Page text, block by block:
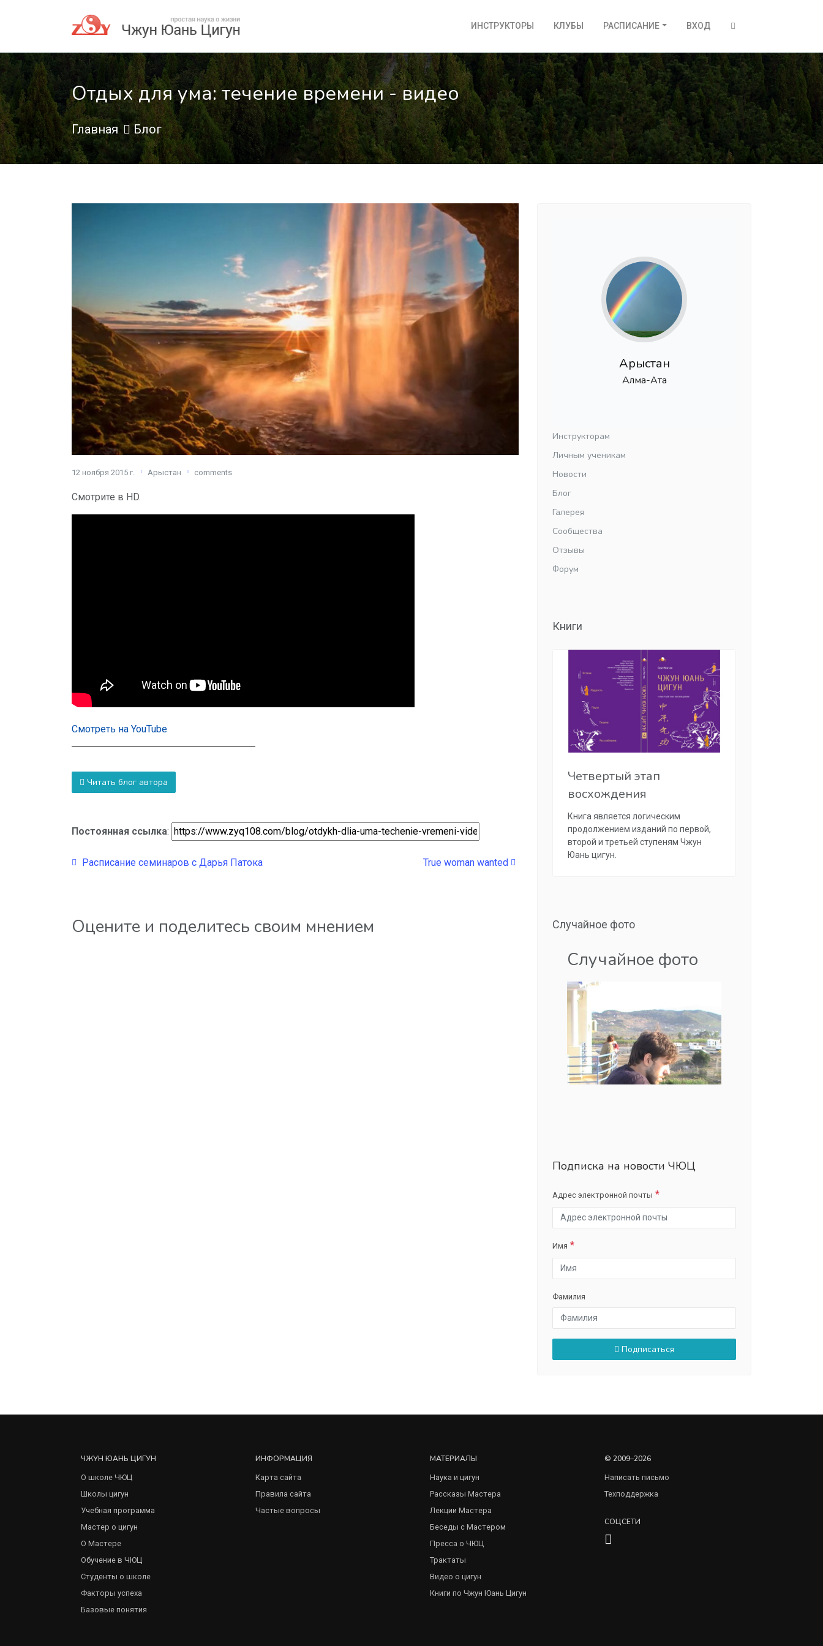
ИНСТРУКТОРЫ КЛУБЫ РАСПИСАНИЕ ВХОД
Отдых для ума: течение времени - видео
Главная Блог
12 ноября 2015 г. Арыстан comments
Смотрите в HD.
Смотреть на YouTube
Читать блог автора
Постоянная ссылка:
Расписание семинаров с Дарья Патока True woman wanted
Оцените и поделитесь своим мнением
Арыстан
Алма-Ата
Инструкторам
Личным ученикам
Новости
Блог
Галерея
Сообщества
Отзывы
Форум
Книги
Четвертый этап
восхождения
Книга является логическим
продолжением изданий по первой,
второй и третьей ступеням Чжун
Юань цигун.
Случайное фото
Случайное фото
Подписка на новости ЧЮЦ
Адрес электронной почты
Имя
Фамилия
Подписаться
ЧЖУН ЮАНЬ ЦИГУН
О школе ЧЮЦ
Школы цигун
Учебная программа
Мастер о цигун
О Мастере
Обучение в ЧЮЦ
Студенты о школе
Факторы успеха
Базовые понятия
ИНФОРМАЦИЯ
Карта сайта
Правила сайта
Частые вопросы
МАТЕРИАЛЫ
Наука и цигун
Рассказы Мастера
Лекции Мастера
Беседы с Мастером
Пресса о ЧЮЦ
Трактаты
Видео о цигун
Книги по Чжун Юань Цигун
© 2009–2026
Написать письмо
Техподдержка
СОЦСЕТИ